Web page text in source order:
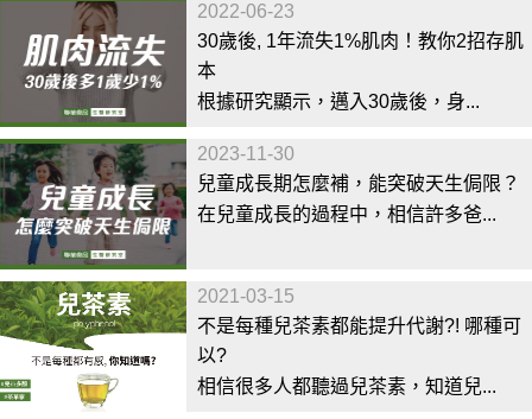
2022-06-23
30歲後, 1年流失1%肌肉！教你2招存肌
本
根據研究顯示，邁入30歲後，身...
2023-11-30
兒童成長期怎麼補，能突破天生侷限？
在兒童成長的過程中，相信許多爸...
2021-03-15
不是每種兒茶素都能提升代謝?! 哪種可
以?
相信很多人都聽過兒茶素，知道兒...